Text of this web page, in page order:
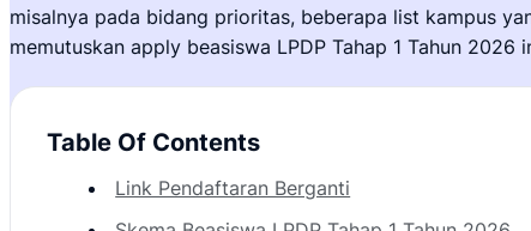
misalnya pada bidang prioritas, beberapa list kampus
memutuskan apply beasiswa LPDP Tahap 1 Tahun 2026
Table Of Contents
Link Pendaftaran Berganti